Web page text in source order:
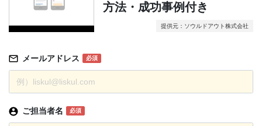
方法・成功事例付き
提供元：ソウルドアウト株式会社
メールアドレス 必須
ご担当者名 必須